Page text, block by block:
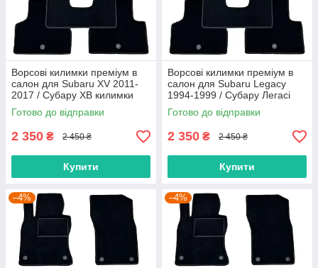
Ворсові килимки преміум в
салон для Subaru XV 2011-
2017 / Субару ХВ килимки
Готово до відправки
2 350 ₴ 2 450 ₴
Купити
Ворсові килимки преміум в
салон для Subaru Legacy
1994-1999 / Субару Легасі
килимки
Готово до відправки
2 350 ₴ 2 450 ₴
Купити
–4% –4%